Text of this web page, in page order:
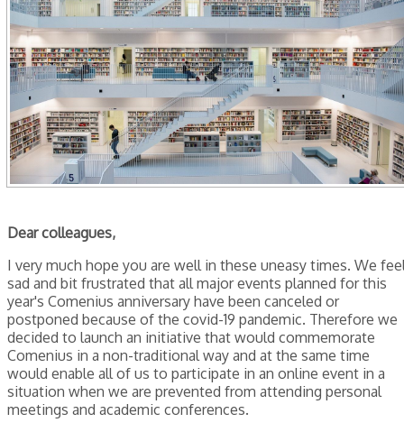
Dear colleagues,
I very much hope you are well in these uneasy times. We
sad and bit frustrated that all major events planned for this
year's Comenius anniversary have been canceled or
postponed because of the covid-19 pandemic. Therefore we
decided to launch an initiative that would commemorate
Comenius in a non-traditional way and at the same time
would enable all of us to participate in an online event in a
situation when we are prevented from attending personal
meetings and academic conferences.